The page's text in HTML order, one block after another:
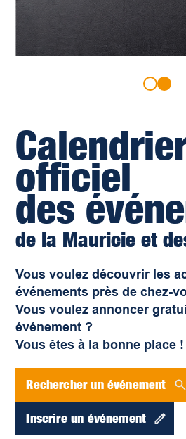
officiel
des
de la Mauricie et
Vous voulez découvrir les
événements près de chez-
Vous voulez annoncer
événement ?
Vous êtes à la bonne place !
Rechercher un événement
Inscrire un événement